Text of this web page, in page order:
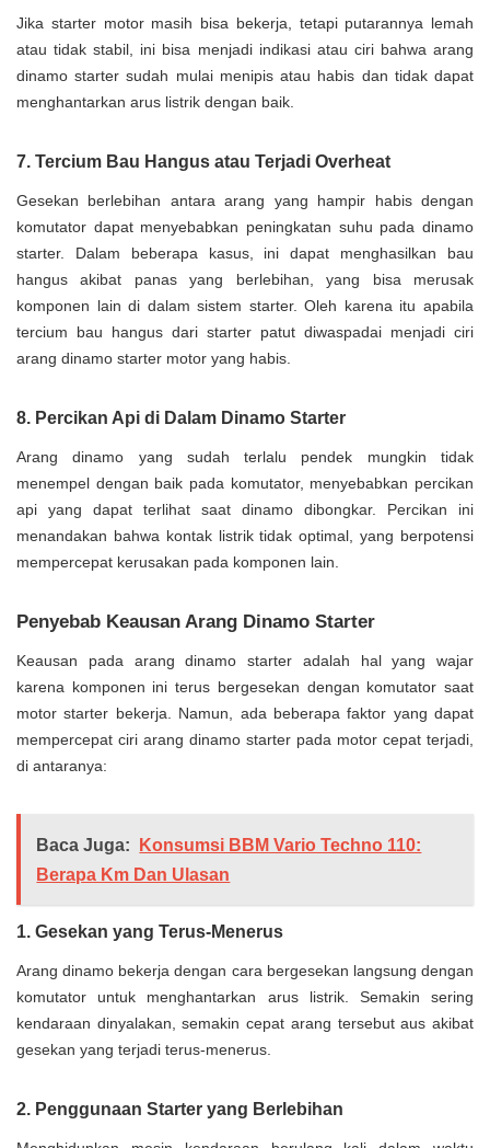
Jika starter motor masih bisa bekerja, tetapi putarannya lemah
atau tidak stabil, ini bisa menjadi indikasi atau ciri bahwa arang
dinamo starter sudah mulai menipis atau habis dan tidak dapat
menghantarkan arus listrik dengan baik.
7. Tercium Bau Hangus atau Terjadi Overheat
Gesekan berlebihan antara arang yang hampir habis dengan
komutator dapat menyebabkan peningkatan suhu pada dinamo
starter. Dalam beberapa kasus, ini dapat menghasilkan bau
hangus akibat panas yang berlebihan, yang bisa merusak
komponen lain di dalam sistem starter. Oleh karena itu apabila
tercium bau hangus dari starter patut diwaspadai menjadi ciri
arang dinamo starter motor yang habis.
8. Percikan Api di Dalam Dinamo Starter
Arang dinamo yang sudah terlalu pendek mungkin tidak
menempel dengan baik pada komutator, menyebabkan percikan
api yang dapat terlihat saat dinamo dibongkar. Percikan ini
menandakan bahwa kontak listrik tidak optimal, yang berpotensi
mempercepat kerusakan pada komponen lain.
Penyebab Keausan Arang Dinamo Starter
Keausan pada arang dinamo starter adalah hal yang wajar
karena komponen ini terus bergesekan dengan komutator saat
motor starter bekerja. Namun, ada beberapa faktor yang dapat
mempercepat ciri arang dinamo starter pada motor cepat terjadi,
di antaranya:
Baca Juga:
Konsumsi BBM Vario Techno 110:
Berapa Km Dan Ulasan
1. Gesekan yang Terus-Menerus
Arang dinamo bekerja dengan cara bergesekan langsung dengan
komutator untuk menghantarkan arus listrik. Semakin sering
kendaraan dinyalakan, semakin cepat arang tersebut aus akibat
gesekan yang terjadi terus-menerus.
2. Penggunaan Starter yang Berlebihan